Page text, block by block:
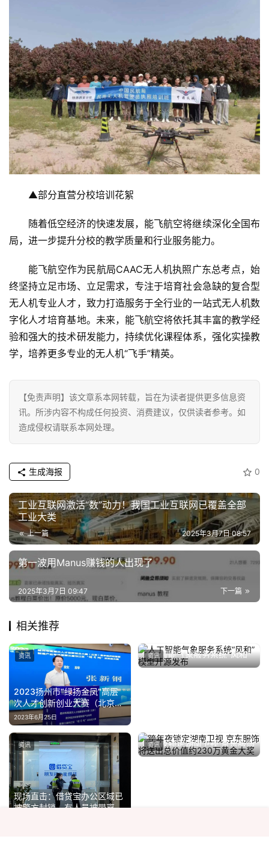
▲部分直营分校培训花絮
随着低空经济的快速发展，能飞航空将继续深化全国布
局，进一步提升分校的教学质量和行业服务能力。
能飞航空作为民航局CAAC无人机执照广东总考点，始
终坚持立足市场、立足需求，专注于培育社会急缺的复合型
无人机专业人才，致力打造服务于全行业的一站式无人机数
字化人才培育基地。未来，能飞航空将依托其丰富的教学经
验和强大的技术研发能力，持续优化课程体系，强化实操教
学，培养更多专业的无人机“飞手”精英。
【免责声明】该文章系本网转载，旨在为读者提供更多信息资
讯。所涉内容不构成任何投资、消费建议，仅供读者参考。如
造成侵权请联系本网处理。
0
生成海报
工业互联网激活“数”动力！我国工业互联网已覆盖全部
工业大类
上一篇 2025年3月7日 08:57
第一波用Manus赚钱的人出现了
下一篇
2025年3月7日 09:47
相关推荐
2023扬州市“绿扬金凤”高层
次人才创新创业大赛（北京）
暨第三届邗江区“明月湖”杯科
创大赛成功举办
2023年6月25日
资讯
人工智能气象服务系统“风和”
模型开源发布
2026年7月17日
资讯
现场直击：借贷宝办公区域已
被警方封锁，有人员被带离
资讯
跨年夜锁定湖南卫视 京东服饰
将送出总价值约230万黄金大
2024年12月25日
资讯